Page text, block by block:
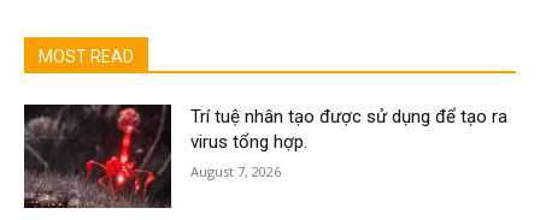
MOST READ
Trí tuệ nhân tạo được sử dụng để tạo ra
virus tổng hợp.
August 7, 2026